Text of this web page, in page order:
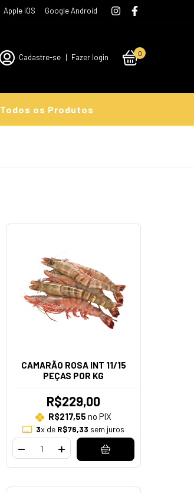
Apple iOS Google Android
Cadastre-se | Fazer login 0
Todos os Produtos
CAMARÃO ROSA INT 11/15
PEÇAS POR KG
R$229,00
R$217,55 no PIX
3x de R$76,33 sem juros